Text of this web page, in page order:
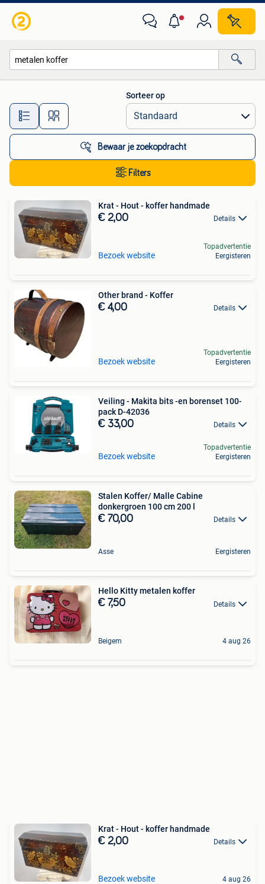
Alle afstanden…
Sorteer op
Bewaar je zoekopdracht
Filters
Krat - Hout - koffer handmade
€ 2,00 Details
Bezoek website
Topadvertentie
Eergisteren
Other brand - Koffer
€ 4,00 Details
Bezoek website
Topadvertentie
Eergisteren
Veiling - Makita bits -en borenset 100-
pack D-42036
€ 33,00 Details
Bezoek website
Topadvertentie
Eergisteren
Stalen Koffer/ Malle Cabine
donkergroen 100 cm 200 l
€ 70,00 Details
Asse Eergisteren
Hello Kitty metalen koffer
€ 7,50 Details
Beigem 4 aug 26
Krat - Hout - koffer handmade
€ 2,00 Details
Bezoek website 4 aug 26